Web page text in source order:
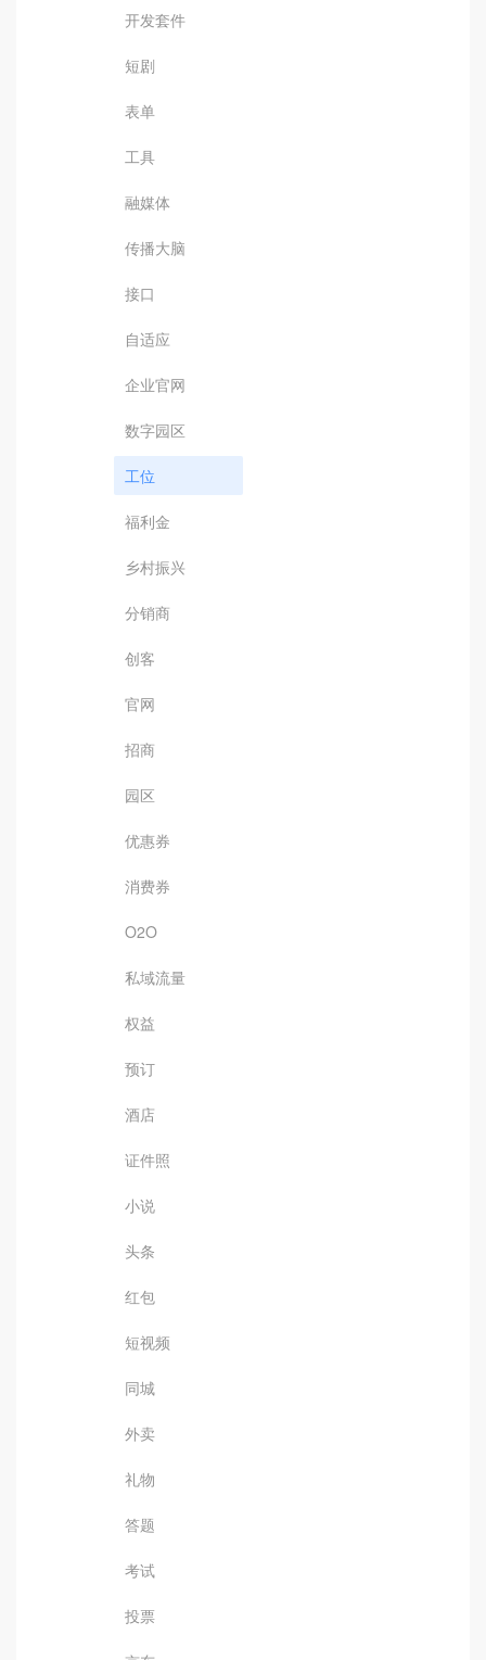
开发套件
短剧
表单
工具
融媒体
传播大脑
接口
自适应
企业官网
数字园区
工位
福利金
乡村振兴
分销商
创客
官网
招商
园区
优惠券
消费券
O2O
私域流量
权益
预订
酒店
证件照
小说
头条
红包
短视频
同城
外卖
礼物
答题
考试
投票